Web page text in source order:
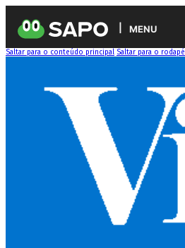
MENU
Saltar para o conteúdo principal Saltar para o rodapé